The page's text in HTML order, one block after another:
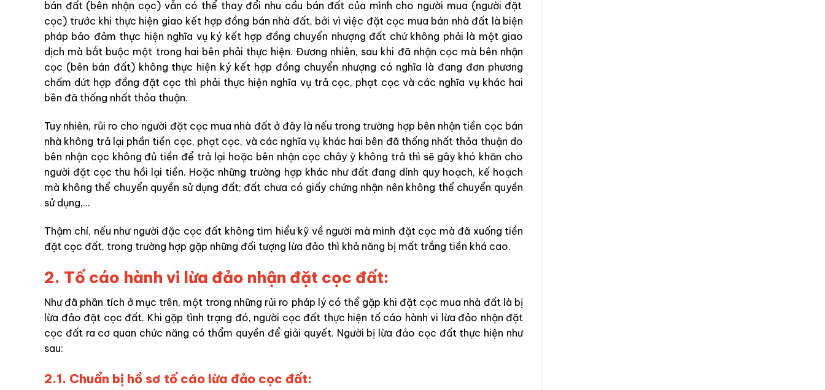
bán đất (bên nhận cọc) vẫn có thể thay đổi nhu cầu bán đất của mình cho người mua (người đặt
cọc) trước khi thực hiện giao kết hợp đồng bán nhà đất, bởi vì việc đặt cọc mua bán nhà đất là biện
pháp bảo đảm thực hiện nghĩa vụ ký kết hợp đồng chuyển nhượng đất chứ không phải là một giao
dịch mà bắt buộc một trong hai bên phải thực hiện. Đương nhiên, sau khi đã nhận cọc mà bên nhận
cọc (bên bán đất) không thực hiện ký kết hợp đồng chuyển nhượng có nghĩa là đang đơn phương
chấm dứt hợp đồng đặt cọc thì phải thực hiện nghĩa vụ trả cọc, phạt cọc và các nghĩa vụ khác hai
bên đã thống nhất thỏa thuận.
Tuy nhiên, rủi ro cho người đặt cọc mua nhà đất ở đây là nếu trong trường hợp bên nhận tiền cọc bán
nhà không trả lại phần tiền cọc, phạt cọc, và các nghĩa vụ khác hai bên đã thống nhất thỏa thuận do
bên nhận cọc không đủ tiền để trả lại hoặc bên nhận cọc chây ỳ không trả thì sẽ gây khó khăn cho
người đặt cọc thu hồi lại tiền. Hoặc những trường hợp khác như đất đang dính quy hoạch, kế hoạch
mà không thể chuyển quyền sử dụng đất; đất chưa có giấy chứng nhận nên không thể chuyển quyền
sử dụng,…
Thậm chí, nếu như người đặc cọc đất không tìm hiểu kỹ về người mà mình đặt cọc mà đã xuống tiền
đặt cọc đất, trong trường hợp gặp những đối tượng lừa đảo thì khả năng bị mất trắng tiền khá cao.
2. Tố cáo hành vi lừa đảo nhận đặt cọc đất:
Như đã phân tích ở mục trên, một trong những rủi ro pháp lý có thể gặp khi đặt cọc mua nhà đất là bị
lừa đảo đặt cọc đất. Khi gặp tình trạng đó, người cọc đất thực hiện tố cáo hành vi lừa đảo nhận đặt
cọc đất ra cơ quan chức năng có thẩm quyền để giải quyết. Người bị lừa đảo cọc đất thực hiện như
sau:
2.1. Chuẩn bị hồ sơ tố cáo lừa đảo cọc đất: